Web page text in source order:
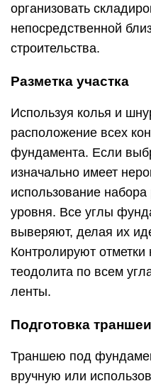
организовать
непосредственной
строительства.
Разметка участка
Используя колья и
расположение всех
фундамента. Если
изначально имеет
использование набора
уровня. Все углы
выверяют, делая их
Контролируют
теодолита по всем
ленты.
Подготовка траншеи
Траншею под
вручную или